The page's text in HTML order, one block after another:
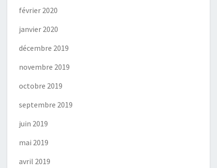
février 2020
janvier 2020
décembre 2019
novembre 2019
octobre 2019
septembre 2019
juin 2019
mai 2019
avril 2019